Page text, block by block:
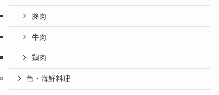
豚肉
牛肉
鶏肉
魚・海鮮料理